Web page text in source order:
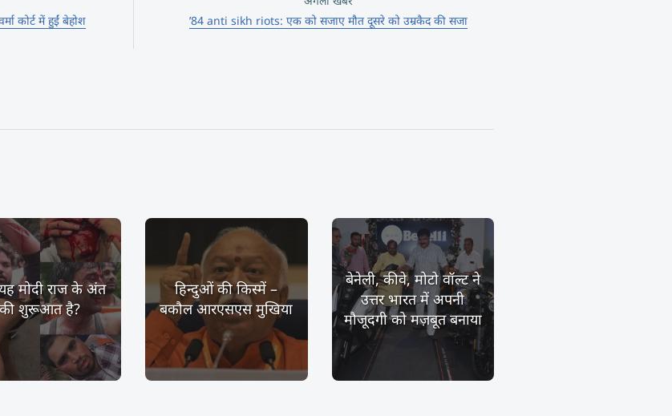
कोर्ट में हुईं बेहोश
’84 anti sikh riots: एक को सजाए मौत दूसरे को उम्रकैद की सजा
मोदी राज के अंत
की शुरूआत है?
हिन्दुओं की किस्में –
बकौल आरएसएस मुखिया
बेनेली, कीवे, मोटो वॉल्ट ने
उत्तर भारत में अपनी
मौजूदगी को मज़बूत बनाया